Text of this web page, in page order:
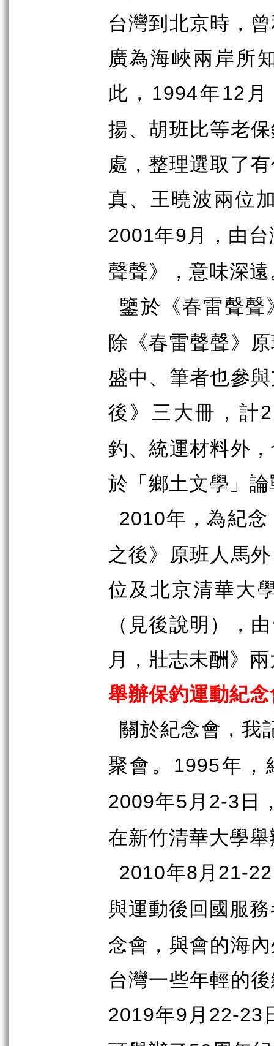
台灣到北京時，
廣為海峽兩岸所
此， 1994年12
揚、胡班比等老
處，整理選取了
真、王曉波兩位
2001年9月，由
聲聲》，意味深
鑒於《春雷聲
除《春雷聲聲》
盛中、筆者也參
後》三大冊，計
釣、統運材料外
於「鄉土文學」
2010年，為紀
之後》原班人馬
位及北京清華大
（見後說明），
月，壯志未酬》
舉辦保釣運動紀
關於紀念會，我
聚會。
1995年，
2009年5 月 2-3 日
在新竹清華大學
2010年8月 21-22
與運動後回國服
念會，與會的海
台灣一些年輕的
2019年9 月 22-23